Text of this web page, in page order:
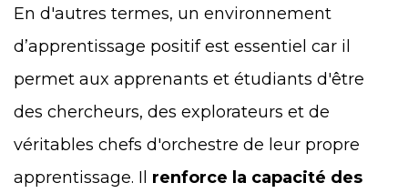
En d'autres termes, un environnement
d’apprentissage positif est essentiel car il
permet aux apprenants et étudiants d'être
des chercheurs, des explorateurs et de
véritables chefs d'orchestre de leur propre
apprentissage. Il renforce la capacité des